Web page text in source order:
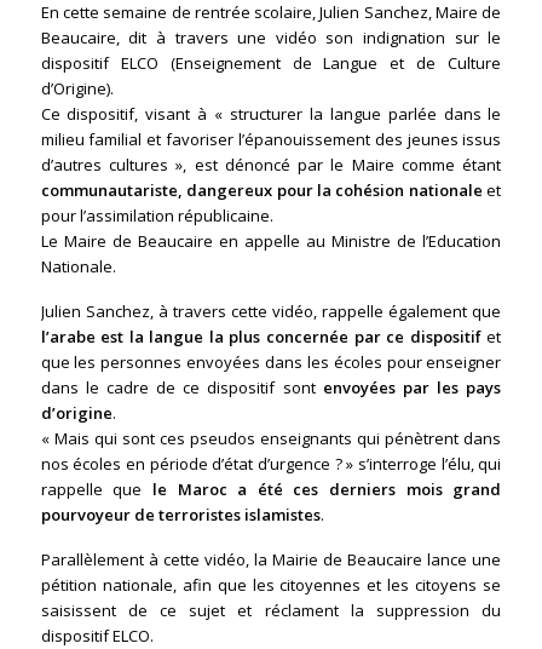
En cette semaine de rentrée scolaire, Julien Sanchez, Maire de
Beaucaire, dit à travers une vidéo son indignation sur le
dispositif ELCO (Enseignement de Langue et de Culture
d’Origine).
Ce dispositif, visant à « structurer la langue parlée dans le
milieu familial et favoriser l’épanouissement des jeunes issus
d’autres cultures », est dénoncé par le Maire comme étant
communautariste, dangereux pour la cohésion nationale et
pour l’assimilation républicaine.
Le Maire de Beaucaire en appelle au Ministre de l’Education
Nationale.
Julien Sanchez, à travers cette vidéo, rappelle également que
l’arabe est la langue la plus concernée par ce dispositifet
que les personnes envoyées dans les écoles pour enseigner
dans le cadre de ce dispositif sont envoyées par les pays
d’origine.
« Mais qui sont ces pseudos enseignants qui pénètrent dans
nos écoles en période d’état d’urgence ? » s’interroge l’élu, qui
rappelle que le Maroc a été ces derniers mois grand
pourvoyeur de terroristes islamistes.
Parallèlement à cette vidéo, la Mairie de Beaucaire lance une
pétition nationale, afin que les citoyennes et les citoyens se
saisissent de ce sujet et réclament la suppression du
dispositif ELCO.